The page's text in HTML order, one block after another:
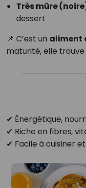
Très mûre
dessert
📌 C’est un aliment
maturité, elle trouve
✔ Énergétique,
✔ Riche en fibres,
✔ Facile à cuisiner